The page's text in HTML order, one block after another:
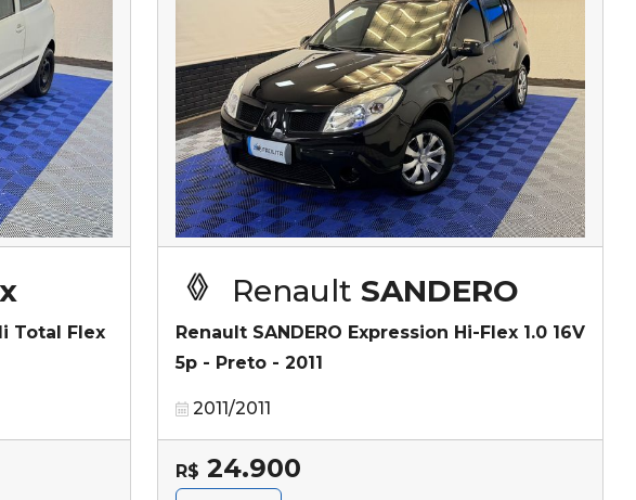
Total Flex
Renault SANDERO
Renault SANDERO Expression Hi-Flex 1.0 16V
5p - Preto - 2011
2011/2011
R$ 24.900